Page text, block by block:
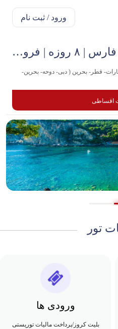
ورود / ثبت نام
تور کشتی کروز خلیج فارس | ۸ روزه | فروردین ۱۴۰۵
قطر- بحرین ( دبی- دوحه- بحرین-
اقساطی
تور
ورودی ها
بلیت کروز/پرداخت مالیات توریستی